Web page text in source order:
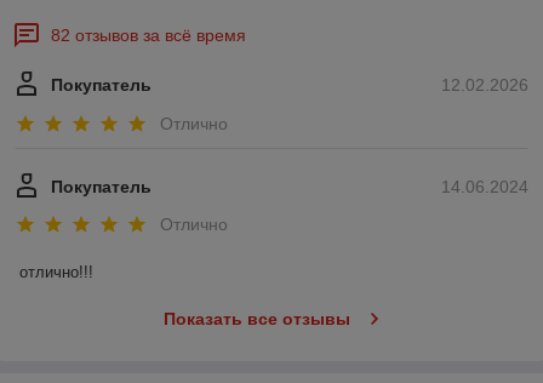
82 отзывов за всё время
12.02.2026
Покупатель
Отлично
14.06.2024
Покупатель
Отлично
отлично!!!
Показать все отзывы